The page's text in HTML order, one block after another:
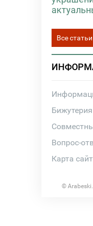
Все статьи
Вопрос-
Карта
©